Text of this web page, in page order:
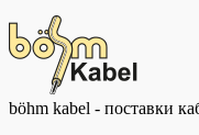
böhm kabel - поставки